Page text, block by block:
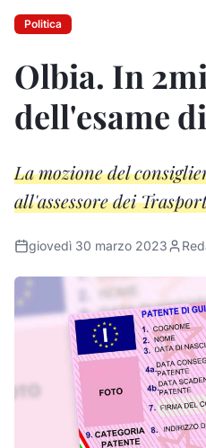
Politica
Olbia. In
dell'esame
La mozione del
all'assessore dei
giovedì 30 marzo 2023